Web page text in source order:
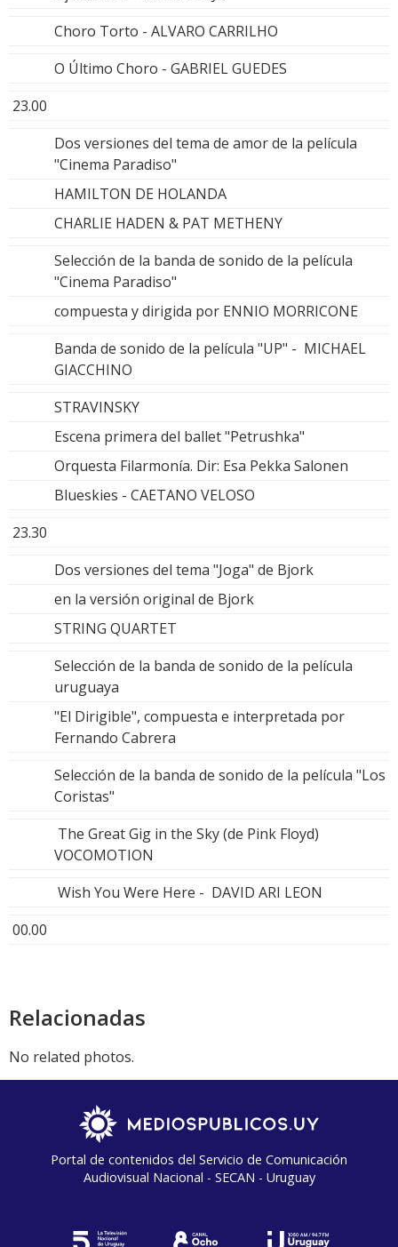
Choro Torto - ALVARO CARRILHO
O Último Choro - GABRIEL GUEDES
23.00
Dos versiones del tema de amor de la película
"Cinema Paradiso"
HAMILTON DE HOLANDA
CHARLIE HADEN & PAT METHENY
Selección de la banda de sonido de la película
"Cinema Paradiso"
compuesta y dirigida por ENNIO MORRICONE
Banda de sonido de la película "UP" - MICHAEL
GIACCHINO
STRAVINSKY
Escena primera del ballet "Petrushka"
Orquesta Filarmonía. Dir: Esa Pekka Salonen
Blueskies - CAETANO VELOSO
23.30
Dos versiones del tema "Joga" de Bjork
en la versión original de Bjork
STRING QUARTET
Selección de la banda de sonido de la película
uruguaya
"El Dirigible", compuesta e interpretada por
Fernando Cabrera
Selección de la banda de sonido de la película "Los
Coristas"
The Great Gig in the Sky (de Pink Floyd)
VOCOMOTION
Wish You Were Here - DAVID ARI LEON
00.00
Relacionadas
No related photos.
Portal de contenidos del Servicio de Comunicación
Audiovisual Nacional - SECAN - Uruguay